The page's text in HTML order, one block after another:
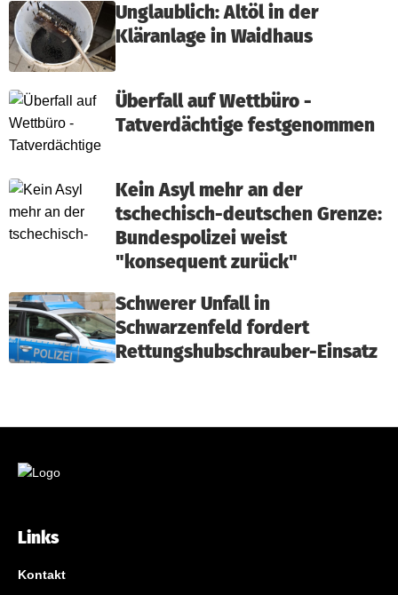
Unglaublich: Altöl in der
Kläranlage in Waidhaus
Überfall auf Wettbüro -
Tatverdächtige festgenommen
Kein Asyl mehr an der
tschechisch-deutschen Grenze:
Bundespolizei weist
"konsequent zurück"
Schwerer Unfall in
Schwarzenfeld fordert
Rettungshubschrauber-Einsatz
Links
Kontakt